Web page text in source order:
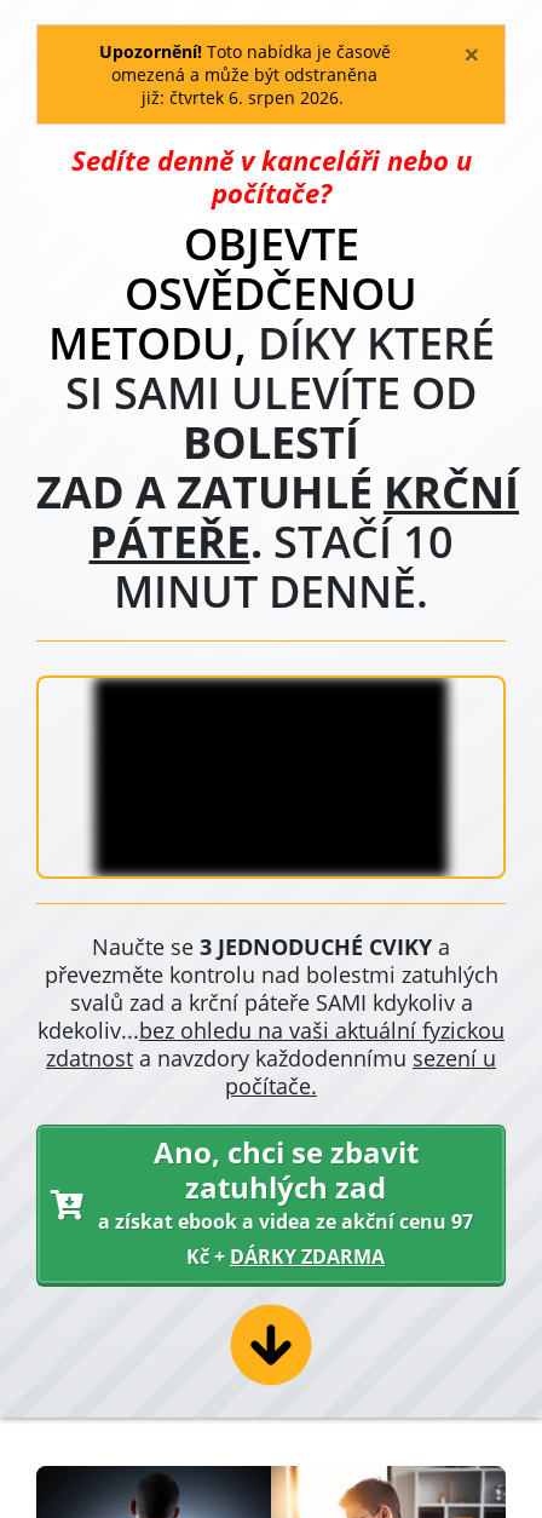
×
Upozornění!Toto nabídka je časově
omezená a může být odstraněna
již: čtvrtek 6. srpen 2026.
Sedíte denně v kanceláři nebo u
počítače?
OBJEVTE
OSVĚDČENOU
METODU, DÍKY KTERÉ
SI SAMI ULEVÍTE OD
BOLESTÍ
ZAD AZATUHLÉ KRČNÍ
PÁTEŘE. STAČÍ 10
MINUT DENNĚ.
Naučte se 3 JEDNODUCHÉ CVIKY a
převezměte kontrolu nad bolestmi zatuhlých
svalů zad a krční páteře SAMI kdykoliv a
kdekoliv...bez ohledu na vaši aktuální fyzickou
zdatnost a navzdory každodennímu sezení u
počítače.
Ano, chci sezbavit
zatuhlých zad
a získat ebook a videa ze akční cenu 97
Kč + DÁRKY ZDARMA